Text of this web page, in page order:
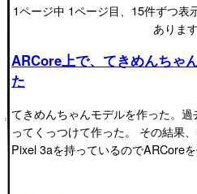
1ページ中 1ページ目、15件ずつ表
あります
ARCore上で、てきめんちゃ
た
てきめんちゃんモデルを作った。
ってくっつけて作った。 その結果
Pixel 3aを持っているのでARCore